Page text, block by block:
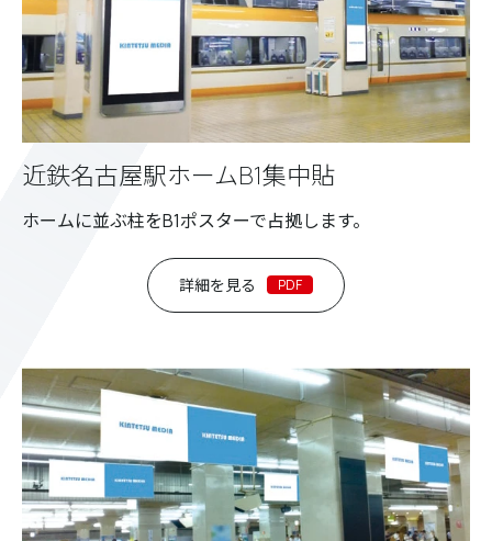
近鉄名古屋駅ホームB1集中貼
ホームに並ぶ柱をB1ポスターで占拠します。
詳細を見る PDF